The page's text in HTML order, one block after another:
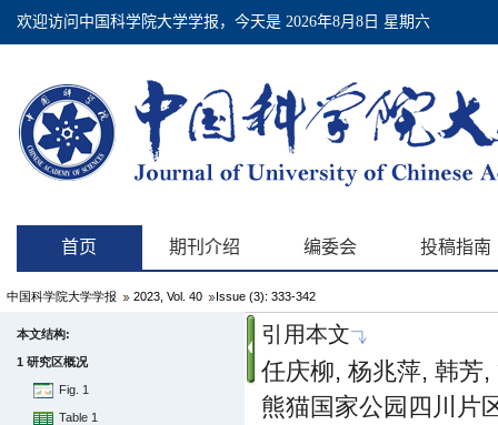
中国科学院大学学报 2023, Vol. 40 Issue (3): 333-342
本文结构:
1 研究区概况
Fig. 1
Table 1
引用本文
任庆柳, 杨兆萍, 韩芳
熊猫国家公园四川片